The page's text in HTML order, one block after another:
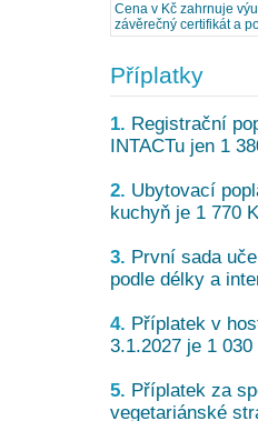
Cena v Kč zahrnuje
závěrečný certifikát a
Příplatky
1. Registrační
INTACTu jen 1
2. Ubytovací
kuchyň je 1 770
3. První sada
podle délky a
4. Příplatek v
3.1.2027 je 1
5. Příplatek za
vegetariánské